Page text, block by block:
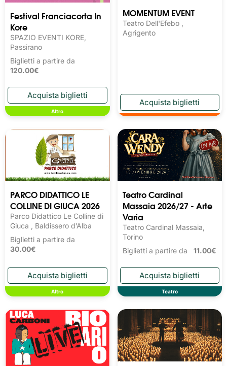
Festival Franciacorta In
Kore
SPAZIO EVENTI KORE,
Passirano
Biglietti a partire da
120.00€
Altro
MOMENTUM EVENT
Teatro Dell'Efebo ,
Agrigento
PARCO DIDATTICO LE
COLLINE DI GIUCA 2026
Parco Didattico Le Colline di
Giuca , Baldissero d’Alba
Biglietti a partire da
30.00€
Altro
Teatro Cardinal
Massaia 2026/27 - Arte
Varia
Teatro Cardinal Massaia,
Torino
Biglietti a partire da 11.00€
Teatro